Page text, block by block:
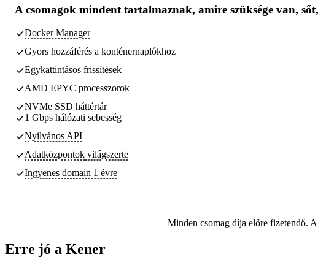
A csomagok mindent tartalmaznak, amire szüksége van,
Docker Manager
Gyors hozzáférés a konténernaplókhoz
Egykattintásos frissítések
AMD EPYC processzorok
NVMe SSD háttértár
1 Gbps hálózati sebesség
Nyilvános API
Adatközpontok világszerte
Ingyenes domain 1 évre
Minden csomag díja előre fizetendő.
Erre jó a Kener